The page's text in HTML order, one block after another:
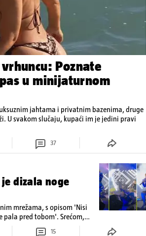
Poznate
u minijaturnom
jahtama i privatnim bazenima, druge
U svakom slučaju, kupaći im je jedini pravi
37
dizala noge
mrežama, s opisom 'Nisi
pala pred tobom'. Srećom,
nastavila pjevati
15